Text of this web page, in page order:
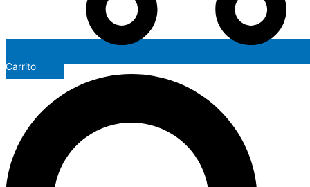
Carrito